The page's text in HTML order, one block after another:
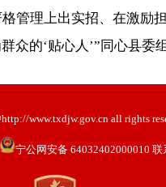
理上出实招、在激励
众的‘贴心人’”同心县委
www.txdjw.gov.cn all rights
宁公网安备 64032402000010